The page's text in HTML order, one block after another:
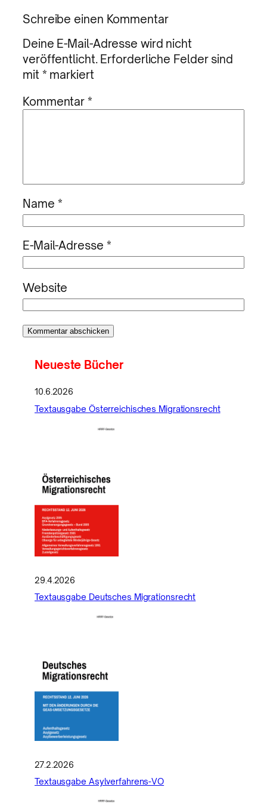
Schreibe einen Kommentar
Deine E-Mail-Adresse wird nicht
veröffentlicht. Erforderliche Felder sind
mit * markiert
Kommentar*
Name *
E-Mail-Adresse *
Website
Neueste Bücher
10.6.2026
Textausgabe Österreichisches Migrationsrecht
29.4.2026
Textausgabe Deutsches Migrationsrecht
27.2.2026
Textausgabe Asylverfahrens-VO